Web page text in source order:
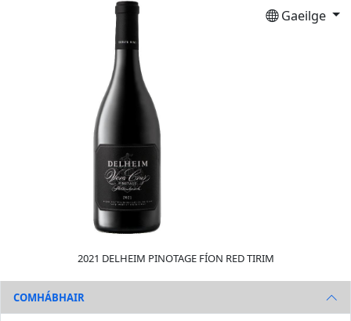
Gaeilge
2021 DELHEIM PINOTAGE FÍON RED TIRIM
COMHÁBHAIR